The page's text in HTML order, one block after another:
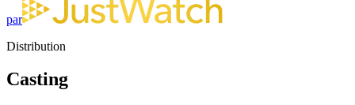
par
Distribution
Casting